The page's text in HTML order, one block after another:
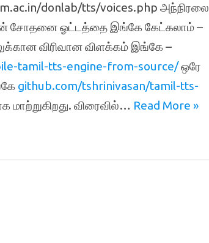
donlab/tts/voices.php அந்நிரலை
சோதனை ஓட்டத்தை இங்கே கேட்கலாம் –
விரிவான விளக்கம் இங்கே –
tamil-tts-engine-from-source/ஒரே
github.com/tshrinivasan/tamil-tts-
மாற்றுகிறது. விரைவில்… Read More »